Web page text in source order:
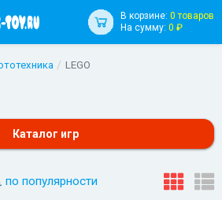
В корзине: 0 товаров
На сумму: 0 ₽
LEGO
Каталог игр
по популярности